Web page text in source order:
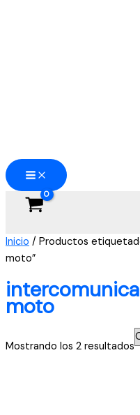
Inicio / Productos
moto”
moto
Mostrando los 2 resultados